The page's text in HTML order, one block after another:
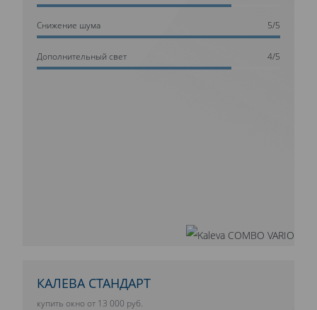
Cнижение шума 5/5
Дополнительный свет 4/5
КАЛЕВА СТАНДАРТ
купить окно от 13 000 руб.